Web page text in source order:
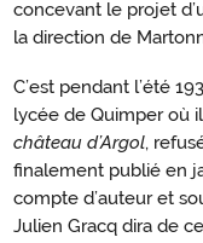
concevant le projet
la direction de
C’est pendant l’été
lycée de Quimper où
château d’Argol,
finalement publié en
compte d’auteur et
Julien Gracq dira de